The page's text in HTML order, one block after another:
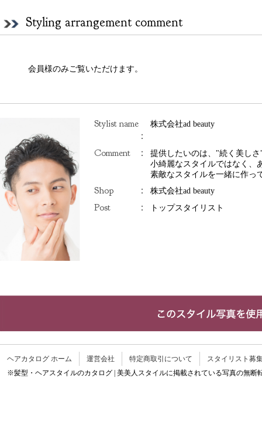
Styling arrangement comment
会員様のみご覧いただけます。
Stylist name
：
株式会社ad beauty
Comment ：
提供したいのは、"続く美し
小綺麗なスタイルではなく、
素敵なスタイルを一緒に作っ
Shop ： 株式会社ad beauty
Post ： トップスタイリスト
ヘアカタログ ホーム 運営会社 特定商取引について
スタイリスト募
※髪型・ヘアスタイルのカタログ | 美美人スタイルに掲載されている写真の無断